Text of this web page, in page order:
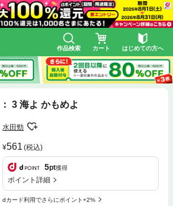
作品検索 カート はじめての方へ
3 海よ かもめよ
水田勁
561 (税込)
5pt獲得
ポイント詳細
dカード利用でさらにポイント+2%